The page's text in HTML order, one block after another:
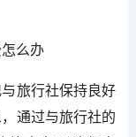
旅行社保持良好
通过与旅行社的